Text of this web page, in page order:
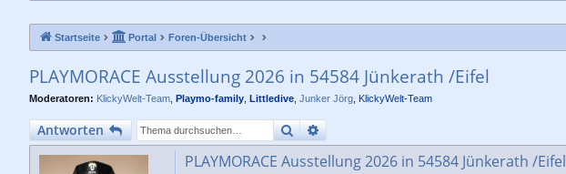
llz
ug
rif
f
Startseite Portal Foren-Übersicht
PLAYMORACE Ausstellung 2026 in 54584 Jünkerath /Eifel
Moderatoren: KlickyWelt-Team Playmo-family Littledive Junker Jörg KlickyWelt-Team
Antworten SucheErweiterte Suche
PLAYMORACE Ausstellung 2026 in 54584 Jünkerath /Eifel